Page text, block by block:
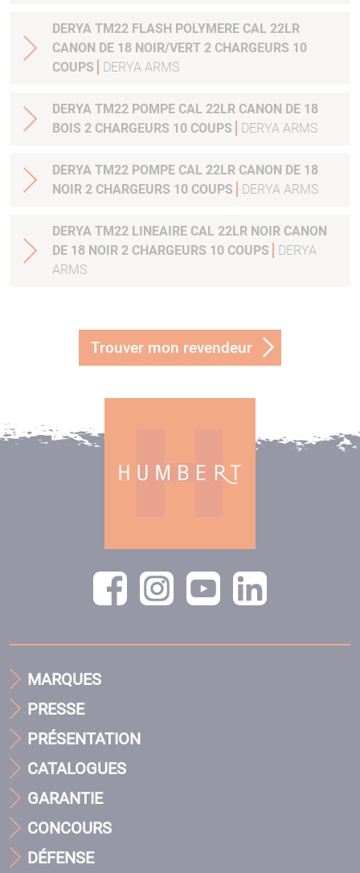
DERYA TM22 FLASH POLYMERE CAL 22LR
CANON DE 18 NOIR/VERT 2 CHARGEURS 10
COUPS
DERYA ARMS
DERYA TM22 POMPE CAL 22LR CANON DE 18
BOIS 2 CHARGEURS 10 COUPS
DERYA ARMS
DERYA TM22 POMPE CAL 22LR CANON DE 18
NOIR 2 CHARGEURS 10 COUPS
DERYA ARMS
DERYA TM22 LINEAIRE CAL 22LR NOIR CANON
DE 18 NOIR 2 CHARGEURS 10 COUPS
DERYA
ARMS
Trouver mon revendeur
MARQUES
PRESSE
PRÉSENTATION
CATALOGUES
GARANTIE
CONCOURS
DÉFENSE